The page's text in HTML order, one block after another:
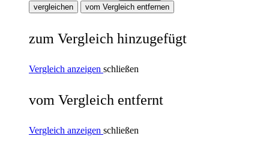
vergleichen
vom Vergleich entfernen
zum Vergleich hinzugefügt
Vergleich anzeigen schließen
vom Vergleich entfernt
Vergleich anzeigen schließen